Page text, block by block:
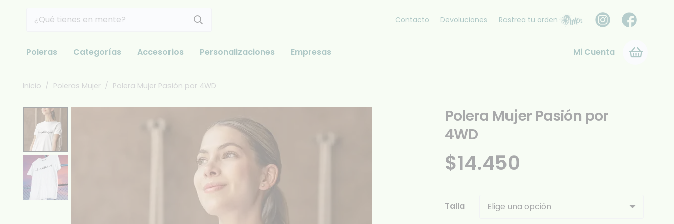
Contacto Devoluciones Rastrea tu orden
Poleras Categorías Accesorios Personalizaciones Empresas Mi Cuenta
Inicio / Poleras Mujer / Polera Mujer Pasión por 4WD
Polera Mujer Pasión por
4WD
$14.450
Talla